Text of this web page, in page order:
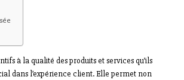
à la qualité des produits et services qu’ils
dans l’expérience client. Elle permet non